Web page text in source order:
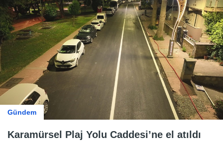
Gündem
Karamürsel Plaj Yolu Caddesi’ne el atıldı